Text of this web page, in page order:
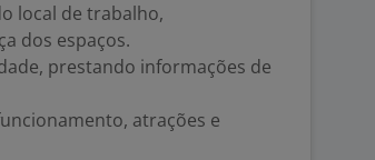
local de trabalho,
dos espaços.
prestando informações de
atrações e